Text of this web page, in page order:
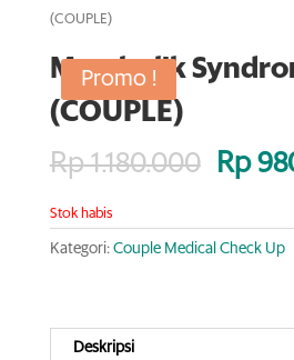
(COUPLE)
Promo !
Metabolik
(COUPLE)
Rp1.180.000 Rp
Stok habis
Kategori: Couple Medical Check Up
Deskripsi